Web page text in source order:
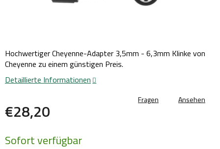
€28,20
Sofort verfügbar
Hochwertiger Cheyenne-Adapter 3,5mm - 6,3mm Klinke von
Cheyenne zu einem günstigen Preis.
Detaillierte Informationen
Fragen Ansehen